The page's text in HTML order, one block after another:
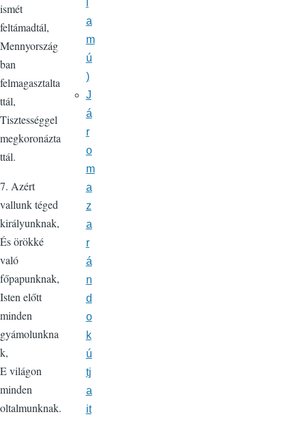
ismét
feltámadtál,
Mennyország
ban
felmagasztalta
ttál,
Tisztességgel
megkoronázta
ttál.
7. Azért
vallunk téged
királyunknak,
És örökké
való
főpapunknak,
Isten előtt
minden
gyámolunkna
k,
E világon
minden
oltalmunknak.
a
m
ú
)
J
á
r
o
m
a
z
a
r
á
n
d
o
k
ú
tj
a
it